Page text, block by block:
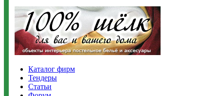
Каталог фирм
Тендеры
Статьи